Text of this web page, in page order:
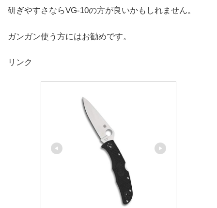
研ぎやすさならVG-10の方が良いかもしれません。
ガンガン使う方にはお勧めです。
リンク